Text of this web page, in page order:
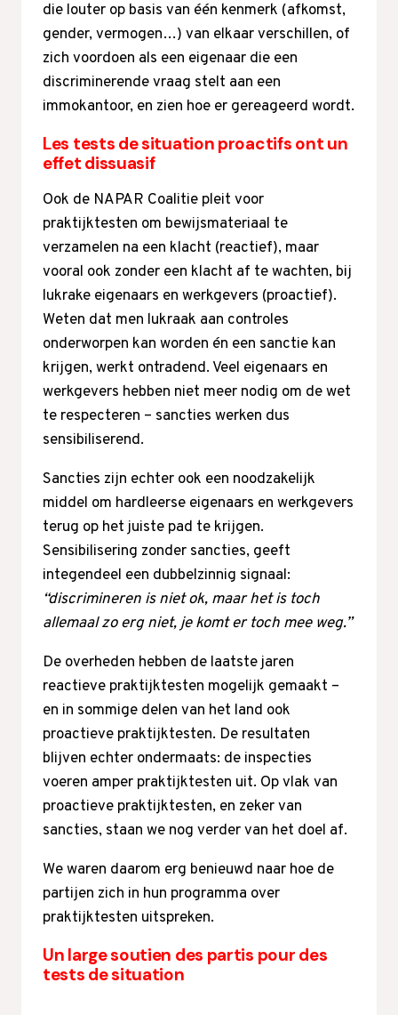
die louter op basis van één kenmerk (afkomst,
gender, vermogen…) van elkaar verschillen, of
zich voordoen als een eigenaar die een
discriminerende vraag stelt aan een
immokantoor, en zien hoe er gereageerd wordt.
Les tests de situation proactifs ont un
effet dissuasif
Ook de NAPAR Coalitie pleit voor
praktijktesten om bewijsmateriaal te
verzamelen na een klacht (reactief), maar
vooral ook zonder een klacht af te wachten, bij
lukrake eigenaars en werkgevers (proactief).
Weten dat men lukraak aan controles
onderworpen kan worden én een sanctie kan
krijgen, werkt ontradend. Veel eigenaars en
werkgevers hebben niet meer nodig om de wet
te respecteren – sancties werken dus
sensibiliserend.
Sancties zijn echter ook een noodzakelijk
middel om hardleerse eigenaars en werkgevers
terug op het juiste pad te krijgen.
Sensibilisering zonder sancties, geeft
integendeel een dubbelzinnig signaal:
“discrimineren is niet ok, maar het is toch
allemaal zo erg niet, je komt er toch mee weg.”
De overheden hebben de laatste jaren
reactieve praktijktesten mogelijk gemaakt –
en in sommige delen van het land ook
proactieve praktijktesten. De resultaten
blijven echter ondermaats: de inspecties
voeren amper praktijktesten uit. Op vlak van
proactieve praktijktesten, en zeker van
sancties, staan we nog verder van het doel af.
We waren daarom erg benieuwd naar hoe de
partijen zich in hun programma over
praktijktesten uitspreken.
Un large soutien des partis pour des
tests de situation